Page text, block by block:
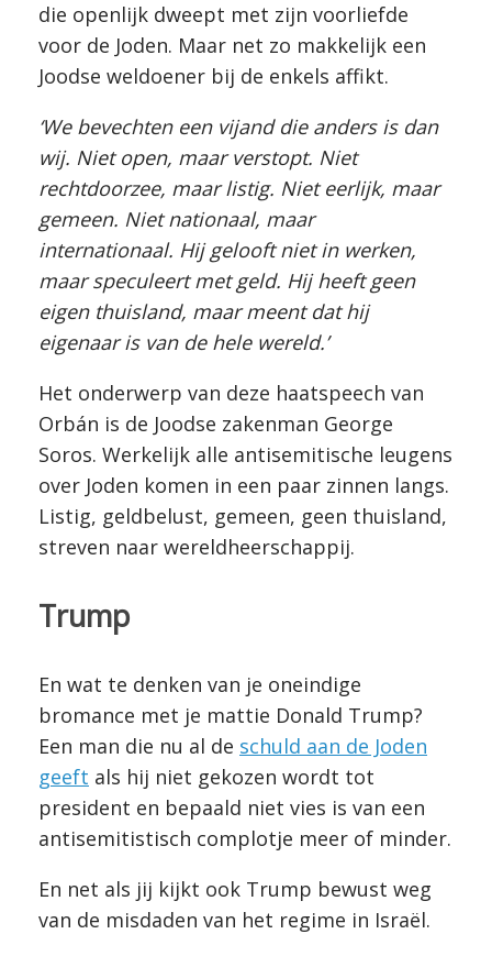
die openlijk dweept met zijn voorliefde
voor de Joden. Maar net zo makkelijk een
Joodse weldoener bij de enkels affikt.
‘We bevechten een vijand die anders is dan
wij. Niet open, maar verstopt. Niet
rechtdoorzee, maar listig. Niet eerlijk, maar
gemeen. Niet nationaal, maar
internationaal. Hij gelooft niet in werken,
maar speculeert met geld. Hij heeft geen
eigen thuisland, maar meent dat hij
eigenaar is van de hele wereld.’
Het onderwerp van deze haatspeech van
Orbán is de Joodse zakenman George
Soros. Werkelijk alle antisemitische leugens
over Joden komen in een paar zinnen langs.
Listig, geldbelust, gemeen, geen thuisland,
streven naar wereldheerschappij.
Trump
En wat te denken van je oneindige
bromance met je mattie Donald Trump?
Een man die nu al de schuld aan de Joden
geeft als hij niet gekozen wordt tot
president en bepaald niet vies is van een
antisemitistisch complotje meer of minder.
En net als jij kijkt ook Trump bewust weg
van de misdaden van het regime in Israël.